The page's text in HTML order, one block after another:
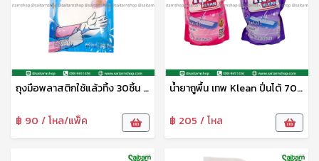
ถุงมือพลาสติกใช้แล้วทิ้ง 30ชิ้น แม่ค้า
฿ 90 / โหล/แพ็ค
น้ำยาถูพื้น เทพ Klean ปิ่นโต้ 700มล.
฿ 205 / โหล